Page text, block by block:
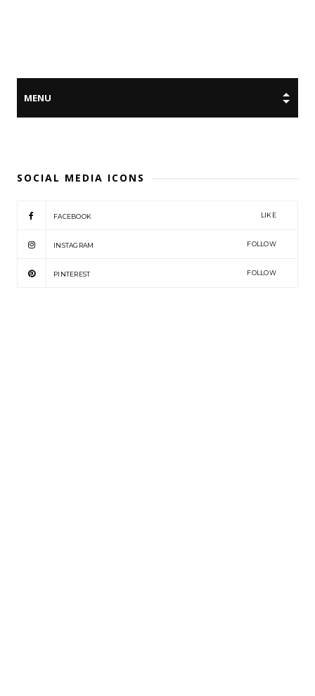
SOCIAL MEDIA ICONS
FACEBOOK LIKE
INSTAGRAM FOLLOW
PINTEREST FOLLOW